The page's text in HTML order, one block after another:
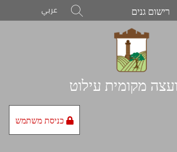
לתוכן רישום גנים חפש عربي
מקומית עילוט
כניסת משתמש